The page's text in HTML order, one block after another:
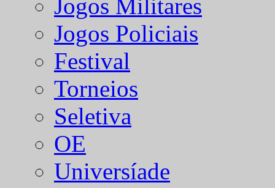
Jogos Militares
Jogos Policiais
Festival
Torneios
Seletiva
OE
Universíade